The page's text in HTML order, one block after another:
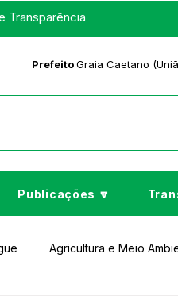
Transparência
PrefeitoGraia Caetano
Publicações 🔽
Agricultura e Meio